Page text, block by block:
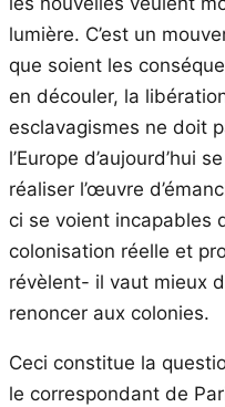
lumière. C’est un
que soient les
en découler, la
esclavagismes ne doit
l’Europe d’aujourd’hui
réaliser l’œuvre
ci se voient incapables
colonisation réelle et
révèlent- il vaut mieux
renoncer aux colonies.
Ceci constitue la
le correspondant de